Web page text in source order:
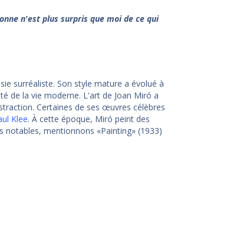
n'est plus surpris que moi de ce qui
surréaliste. Son style mature a évolué à
de la vie moderne. L'art de Joan Miró a
Certaines de ses œuvres célèbres
Klee. À cette époque, Miró peint des
notables, mentionnons «Painting» (1933)